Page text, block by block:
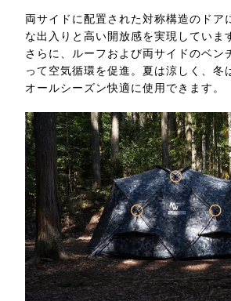
両サイドに配置された対称構造のドア
な出入りと高い開放感を実現していま
さらに、ルーフおよび両サイドのベン
って空気循環を促進。夏は涼しく、冬
オールシーズン快適に使用できます。